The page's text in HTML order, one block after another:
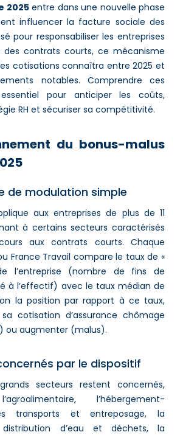
2025entre dans une nouvelle phase
influencer la facture sociale des
pour responsabiliser les entreprises
des contrats courts, ce mécanisme
cotisations connaîtra entre 2025 et
notables. Comprendre ces
pour anticiper les coûts,
RH et sécuriser sa compétitivité.
du bonus-malus
de modulation simple
aux entreprises de plus de 11
à certains secteurs caractérisés
aux contrats courts. Chaque
ou France Travail compare le taux de «
l’entreprise (nombre de fins de
à l’effectif) avec le taux médian de
la position par rapport à ce taux,
cotisation d’assurance chômage
ou augmenter (malus).
par le dispositif
secteurs restent concernés,
l’hébergement-
transports et entreposage, la
d’eau et déchets, la